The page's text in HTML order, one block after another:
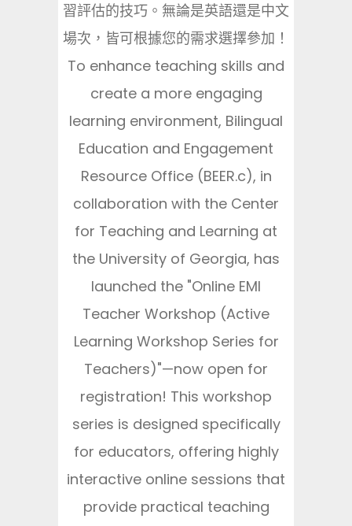
習評估的技巧。無論是英語還是中文
場次，皆可根據您的需求選擇參加！
To enhance teaching skills and
create a more engaging
learning environment, Bilingual
Education and Engagement
Resource Office (BEER.c), in
collaboration with the Center
for Teaching and Learning at
the University of Georgia, has
launched the "Online EMI
Teacher Workshop (Active
Learning Workshop Series for
Teachers)"—now open for
registration! This workshop
series is designed specifically
for educators, offering highly
interactive online sessions that
provide practical teaching